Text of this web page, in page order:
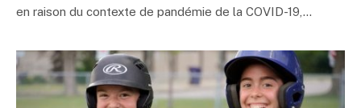
en raison du contexte de pandémie de la COVID-19,…